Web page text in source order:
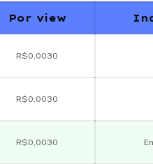
Por view
R$0,0030
R$0,0030
R$0,0030